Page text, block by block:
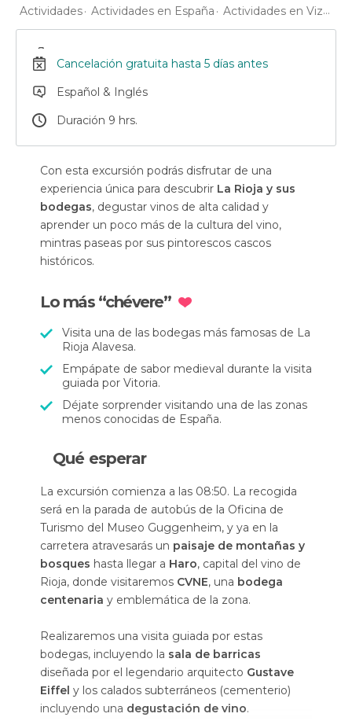
Actividades Actividades en España Actividades en Vizcaya
Cancelación gratuita hasta 5 días antes
Español & Inglés
Duración 9 hrs.
Con esta excursión podrás disfrutar de una
experiencia única para descubrir La Rioja y sus
bodegas, degustar vinos de alta calidad y
aprender un poco más de la cultura del vino,
mintras paseas por sus pintorescos cascos
históricos.
Lo más “chévere”
Visita una de las bodegas más famosas de La
Rioja Alavesa.
Empápate de sabor medieval durante la visita
guiada por Vitoria.
Déjate sorprender visitando una de las zonas
menos conocidas de España.
Qué esperar
La excursión comienza a las 08:50. La recogida
será en la parada de autobús de la Oficina de
Turismo del Museo Guggenheim, y ya en la
carretera atravesarás un paisaje de montañas y
bosques hasta llegar a Haro, capital del vino de
Rioja, donde visitaremos CVNE, una bodega
centenaria y emblemática de la zona.
Realizaremos una visita guiada por estas
bodegas, incluyendo la sala de barricas
diseñada por el legendario arquitecto Gustave
Eiffel y los calados subterráneos (cementerio)
incluyendo una degustación de vino.